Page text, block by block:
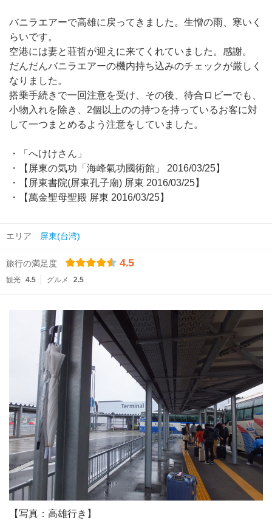
バニラエアーで高雄に戻ってきました。生憎の雨、寒いく
らいです。
空港には妻と荘哲が迎えに来てくれていました。感謝。
だんだんバニラエアーの機内持ち込みのチェックが厳しく
なりました。
搭乗手続きで一回注意を受け、その後、待合ロビーでも、
小物入れを除き、2個以上のの持つを持っているお客に対
して一つまとめるよう注意をしていました。
・「へけけさん」
・【屏東の気功「海峰氣功國術館」 2016/03/25】
・【屏東書院(屏東孔子廟) 屏東 2016/03/25】
・【萬金聖母聖殿 屏東 2016/03/25】
エリア 屏東(台湾)
旅行の満足度 4.5
観光 4.5 グルメ 2.5
【写真：高雄行き】